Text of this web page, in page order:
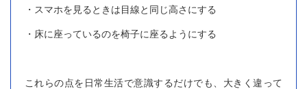
・スマホを見るときは目線と同じ高さにする
・床に座っているのを椅子に座るようにする
これらの点を日常生活で意識するだけでも、大きく違って